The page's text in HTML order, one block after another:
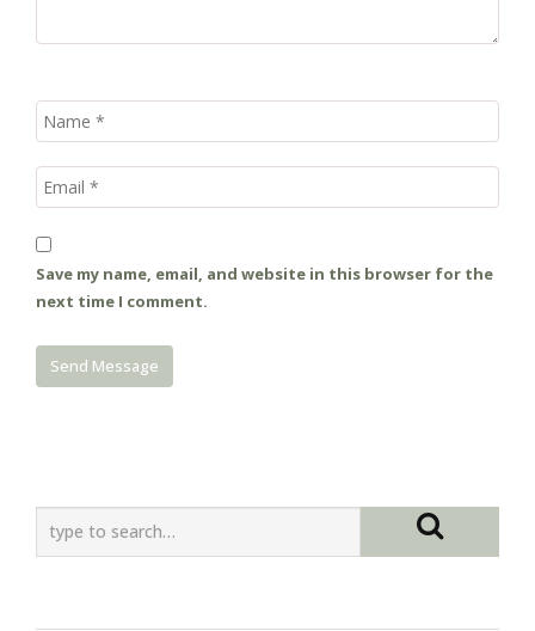
Save my name, email, and website in this browser for the
next time I comment.